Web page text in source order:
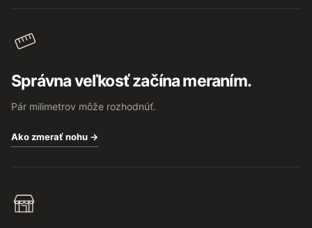
Správna veľkosť začína meraním.
Pár milimetrov môže rozhodnúť.
Ako zmerať nohu →